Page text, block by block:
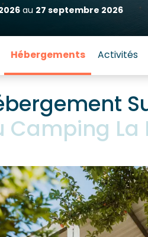
au 27 septembre 2026
Hébergements Activités
Camping La